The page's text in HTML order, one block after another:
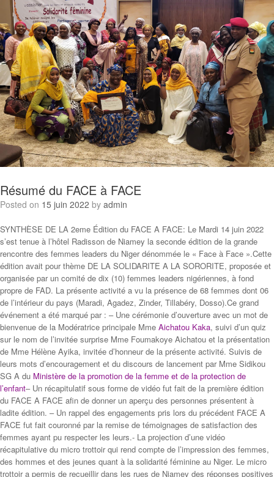
Résumé du FACE à FACE
Posted on 15 juin 2022 by admin
SYNTHÈSE DE LA 2eme Édition du FACE A FACE: Le Mardi 14 juin 2022
s’est tenue à l’hôtel Radisson de Niamey la seconde édition de la grande
rencontre des femmes leaders du Niger dénommée le « Face à Face ».Cette
édition avait pour thème DE LA SOLIDARITE A LA SORORITE, proposée et
organisée par un comité de dix (10) femmes leaders nigériennes, à fond
propre de FAD. La présente activité a vu la présence de 68 femmes dont 06
de l’intérieur du pays (Maradi, Agadez, Zinder, Tillabéry, Dosso).Ce grand
événement a été marqué par : – Une cérémonie d’ouverture avec un mot de
bienvenue de la Modératrice principale Mme Aichatou Kaka, suivi d’un quiz
sur le nom de l’invitée surprise Mme Foumakoye Aichatou et la présentation
de Mme Hélène Ayika, invitée d’honneur de la présente activité. Suivis de
leurs mots d’encouragement et du discours de lancement par Mme Sidikou
SG A du Ministère de la promotion de la femme et de la protection de
l’enfant– Un récapitulatif sous forme de vidéo fut fait de la première édition
du FACE A FACE afin de donner un aperçu des personnes présentent à
ladite édition. – Un rappel des engagements pris lors du précédent FACE A
FACE fut fait couronné par la remise de témoignages de satisfaction des
femmes ayant pu respecter les leurs.- La projection d’une vidéo
récapitulative du micro trottoir qui rend compte de l’impression des femmes,
des hommes et des jeunes quant à la solidarité féminine au Niger. Le micro
trottoir a permis de recueillir dans les rues de Niamey des réponses positives